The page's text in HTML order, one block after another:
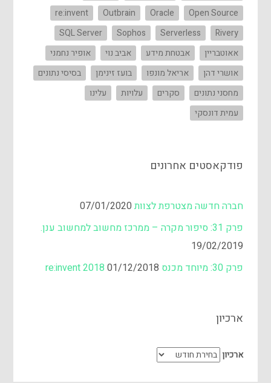
Open Source
Oracle
Outbrain
re:invent
Rivery
Serverless
Sophos
SQL Server
אאוטבריין
אבטחת מידע אביב נוי
אופיר נחמני
אושרי דהן
אריאל מונפו בועז זינימן
בסיסי נתונים
מחסני נתונים
סקרים עלויות
עלינו
עמית דונסקי
פודקאסטים אחרונים
חברה חדשה מצטרפת לצוות07/01/2020
פרק 31: סיפור מקרה – ממרכז מחשוב למחשוב ענן.
19/02/2019
פרק 30: מיוחד מכנס re:invent 2018
01/12/2018
ארכיון
ארכיון